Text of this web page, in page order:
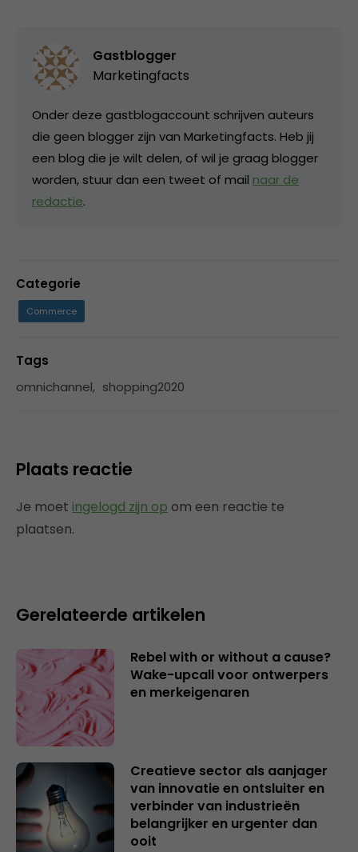
Gastblogger
Marketingfacts
Onder deze gastblogaccount schrijven auteurs
die geen blogger zijn van Marketingfacts. Heb jij
een blog die je wilt delen, of wil je graag blogger
worden, stuur dan een tweet of mail naar de
redactie.
Categorie
Commerce
Tags
omnichannel, shopping2020
Plaats reactie
Je moet ingelogd zijn op om een reactie te
plaatsen.
Gerelateerde artikelen
Rebel with or without a cause?
Wake-upcall voor ontwerpers
en merkeigenaren
Creatieve sector als aanjager
van innovatie en ontsluiter en
verbinder van industrieën
belangrijker en urgenter dan
ooit